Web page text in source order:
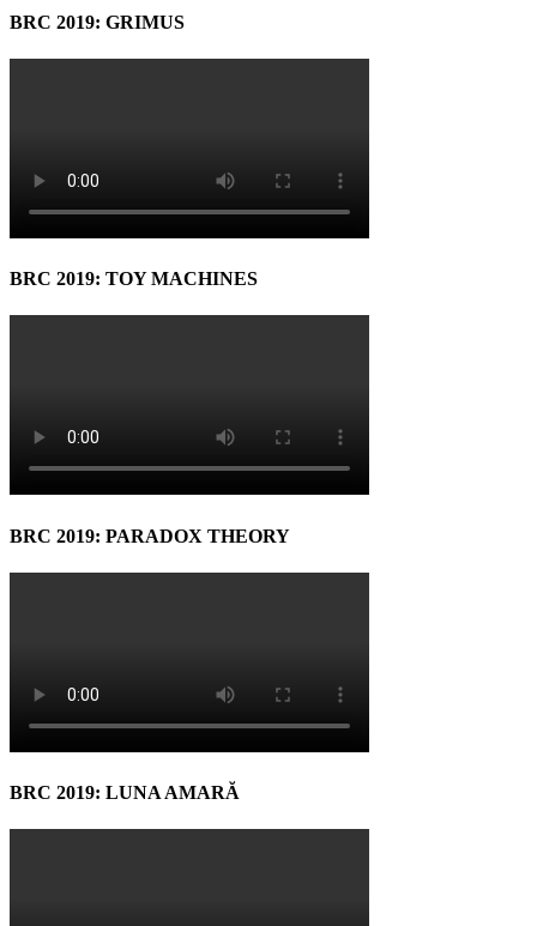
BRC 2019: GRIMUS
BRC 2019: TOY MACHINES
BRC 2019: PARADOX THEORY
BRC 2019: LUNA AMARĂ